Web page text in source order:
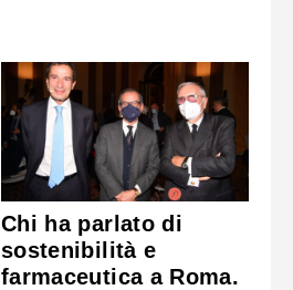
Chi ha parlato di
sostenibilità e
farmaceutica a Roma.